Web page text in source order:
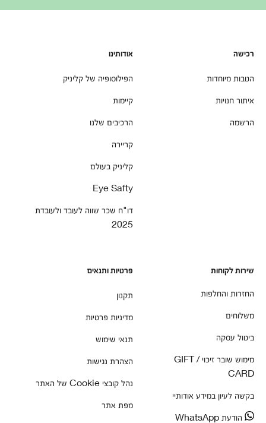
רכישה
הטבות מיוחדות
איתור חנויות
הרשמה
אודותינו
הפילוסופיה של קליניק
קיימות
הרכיבים שלנו
קריירה
קליניק בעולם
Eye Safty
דו"ח שכר שווה לעובד ולעובדת
2025
שירות לקוחות
החזרות והחלפות
משלוחים
ביטול עסקה
מימוש שובר זיכוי / GIFT
CARD
בקשה לעיון במידע אודותיי
הודעת WhatsApp
פרטיות ותנאים
תקנון
מדיניות פרטיות
תנאי שימוש
הצהרת נגישות
נהל קובצי Cookie של האתר
מפת אתר